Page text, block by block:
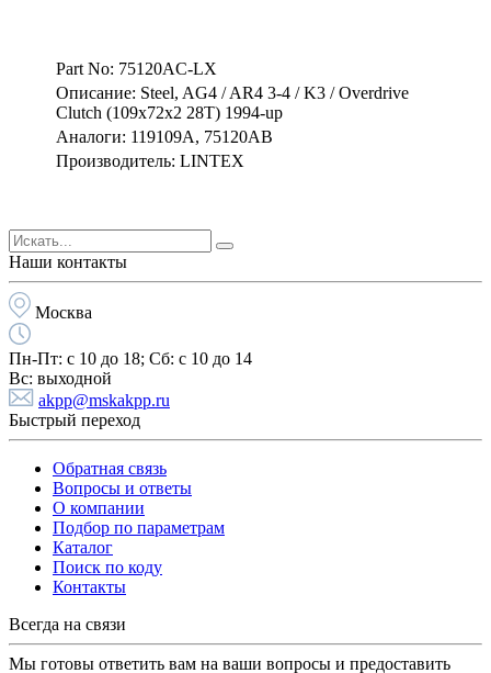
Part No: 75120AC-LX
Описание: Steel, AG4 / AR4 3-4 / K3 / Overdrive
Clutch (109x72x2 28T) 1994-up
Аналоги: 119109A, 75120AB
Производитель: LINTEX
Наши контакты
Москва
Пн-Пт: с 10 до 18; Cб: с 10 до 14
Вс: выходной
akpp@mskakpp.ru
Быстрый переход
Обратная связь
Вопросы и ответы
О компании
Подбор по параметрам
Каталог
Поиск по коду
Контакты
Всегда на связи
Мы готовы ответить вам на ваши вопросы и предоставить